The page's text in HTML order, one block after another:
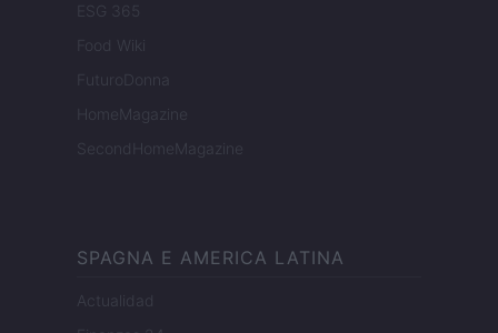
ESG 365
Food Wiki
FuturoDonna
HomeMagazine
SecondHomeMagazine
SPAGNA E AMERICA LATINA
Actualidad